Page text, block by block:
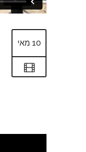
10 מאי